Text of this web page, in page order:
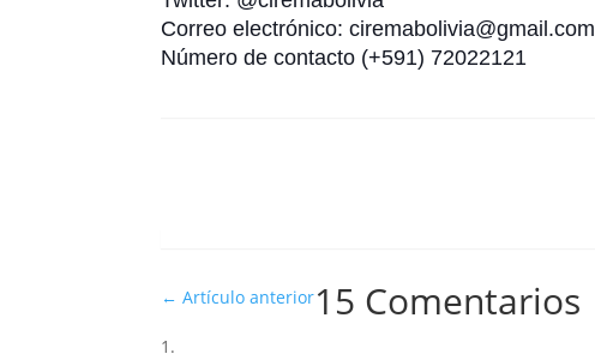
Correo electrónico: ciremabolivia@gmail.com
Número de contacto (+591) 72022121
←Artículo anterior15 Comentarios